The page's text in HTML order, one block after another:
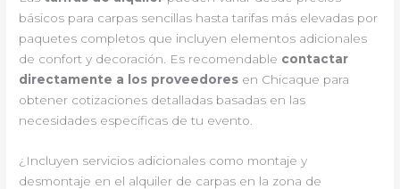
básicos para carpas sencillas hasta tarifas más elevadas por
paquetes completos que incluyen elementos adicionales
de confort y decoración. Es recomendable contactar
directamente a los proveedores en Chicaque para
obtener cotizaciones detalladas basadas en las
necesidades específicas de tu evento.
¿Incluyen servicios adicionales como montaje y
desmontaje en el alquiler de carpas en la zona de